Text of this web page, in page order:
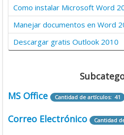
Como instalar Microsoft Word
Manejar documentos en Word
Descargar gratis Outlook 2010
MS Office
Cantidad de artículos: 41
Correo Electrónico Cantidad